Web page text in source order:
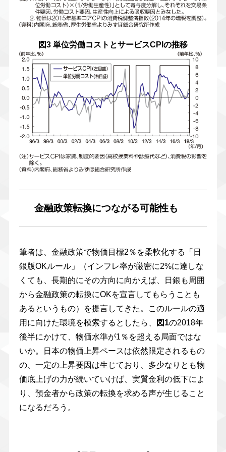
図3 単位労働コストとサービスCPIの推移
金融政策転換につながる可能性も
筆者は、金融政策で物価目標2％を柔軟化する「日
銀版OKルール」（インフレ率が厳密に2%に達しな
くても、長期的にその方向に向かえば、日銀も周囲
から金融政策の転換にOKを宣言してもらうことも
あるというもの）を提言してきた。このルールの適
用に向けた環境を模索するとしたら、
図1の2018年
後半にかけて、物価水準が1％を超える局面ではな
いか。日本の物価上昇ペースは依然限定されるもの
の、一定の上昇要因は生じており、多少なりとも物
価底上げの力が続いていけば、実質金利の低下によ
り、預金者から政策の転換を求める声が生じること
になるだろう。